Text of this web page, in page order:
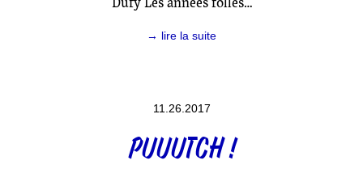
Dufy Les années folles…
→ lire la suite
11.26.2017
PUUUTCH !